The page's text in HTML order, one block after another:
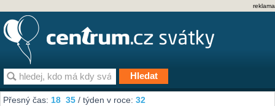
reklama
Přesný čas:18 35 / týden v roce:32